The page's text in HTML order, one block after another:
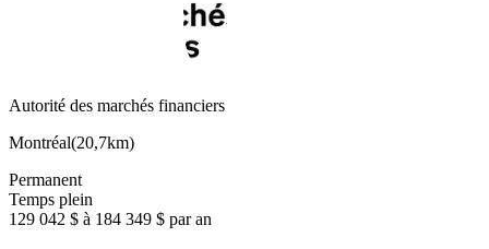
Autorité des marchés financiers
Montréal(20,7km)
Permanent
Temps plein
129 042 $ à 184 349 $ par an